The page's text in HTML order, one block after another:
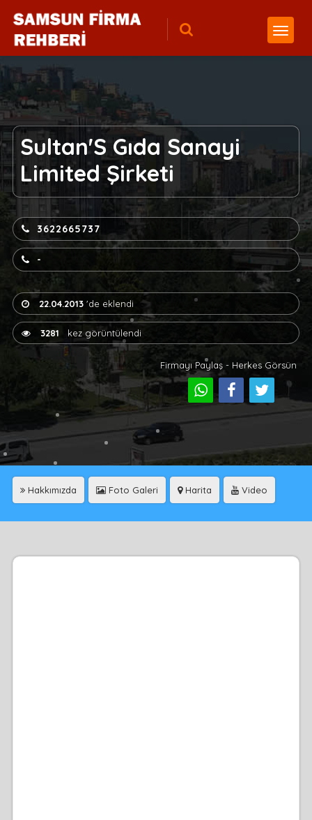
Sultan'S Gıda Sanayi
Limited Şirketi
3622665737
-
22.04.2013'de eklendi
3281 kez görüntülendi
Firmayı Paylaş - Herkes Görsün
Hakkımızda Foto Galeri Harita Video